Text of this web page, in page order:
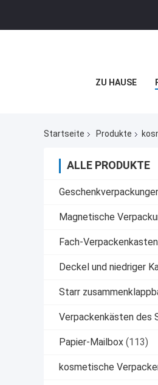
ZU HAUSE
Startseite Produkte
ALLE PRODUKTE
Magnetische
Fach-Verpackenkasten
Deckel und niedriger
Starr
Verpackenkästen des
Papier-Mailbox (113)
kosmetische